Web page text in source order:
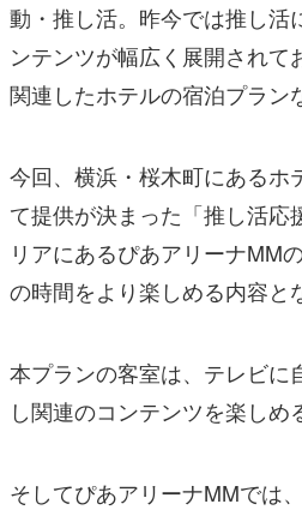
動・推し活。昨今では推し活
ンテンツが幅広く展開されて
関連したホテルの宿泊プラン
今回、横浜・桜木町にあるホ
て提供が決まった「推し活応
リアにあるぴあアリーナMM
の時間をより楽しめる内容と
本プランの客室は、テレビに
し関連のコンテンツを楽しめ
そしてぴあアリーナMMでは